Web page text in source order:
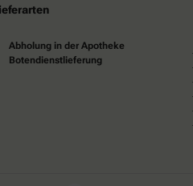
Abholung in der Apotheke
Botendienstlieferung